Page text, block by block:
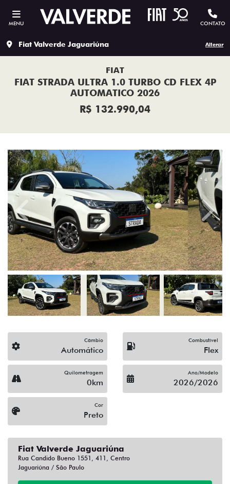
MENU CONTATO
Fiat Valverde Jaguariúna Alterar
FIAT
FIAT STRADA ULTRA 1.0 TURBO CD FLEX 4P
AUTOMATICO 2026
R$ 132.990,04
Previous Next
Câmbio
Automático
Combustível
Flex
Quilometragem
0km
Ano/Modelo
2026/2026
Cor
Preto
Fiat Valverde Jaguariúna
Rua Candido Bueno 1551, 411, Centro
Jaguariúna / São Paulo